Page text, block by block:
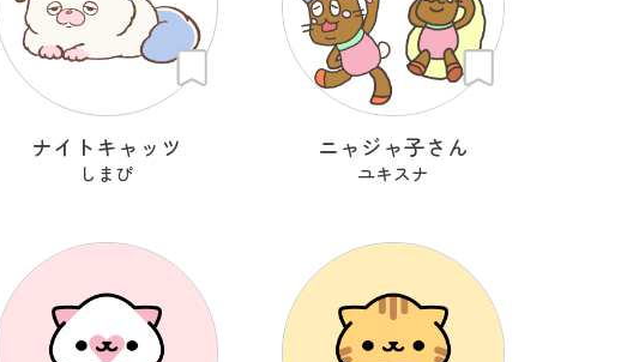
ナイトキャッツ
しまぴ
ニャジャ子さん
ユキスナ